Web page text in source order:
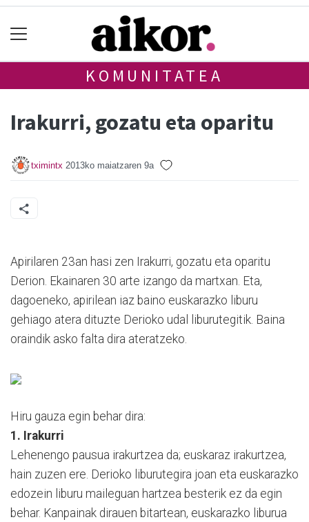
KOMUNITATEA
Irakurri, gozatu eta oparitu
tximintx 2013ko maiatzaren 9a
Apirilaren 23an hasi zen Irakurri, gozatu eta oparitu
Derion. Ekainaren 30 arte izango da martxan. Eta,
dagoeneko, apirilean iaz baino euskarazko liburu
gehiago atera dituzte Derioko udal liburutegitik. Baina
oraindik asko falta dira ateratzeko.
Hiru gauza egin behar dira:
1. Irakurri
Lehenengo pausua irakurtzea da; euskaraz irakurtzea,
hain zuzen ere. Derioko liburutegira joan eta euskarazko
edozein liburu maileguan hartzea besterik ez da egin
behar. Kanpainak dirauen bitartean, euskarazko liburua